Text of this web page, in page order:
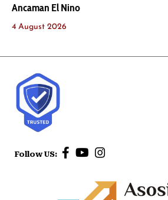
Ancaman El Nino
4 August 2026
Follow US: